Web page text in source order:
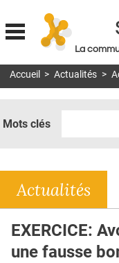
La
MON COMPTE
DOSSIERS
RÉSEAUX
E-REVUE SAD
Accueil > Actualités >
Mots clés
Actualités
EXERCICE:
une fausse